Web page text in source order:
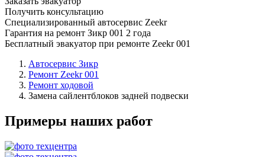
Получить консультацию
Специализированный автосервис Zeekr
Гарантия на ремонт Зикр 001 2 года
Бесплатный эвакуатор при ремонте Zeekr 001
Автосервис Зикр
Ремонт Zeekr 001
Ремонт ходовой
Замена сайлентблоков задней подвески
Примеры наших работ